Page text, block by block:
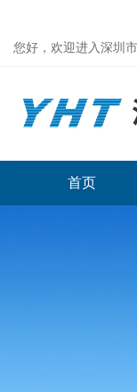
您好，欢迎进入深圳
首页